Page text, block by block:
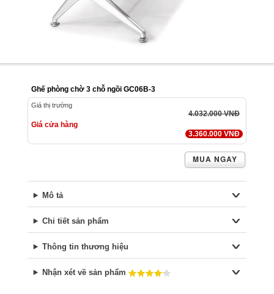
Ghế phòng chờ 3 chỗ ngồi GC06B-3
Giá thị trường
4.032.000 VNĐ
Giá cửa hàng
3.360.000 VNĐ
MUA NGAY
Mô tả
Chi tiết sản phẩm
Thông tin thương hiệu
Nhận xét về sản phẩm